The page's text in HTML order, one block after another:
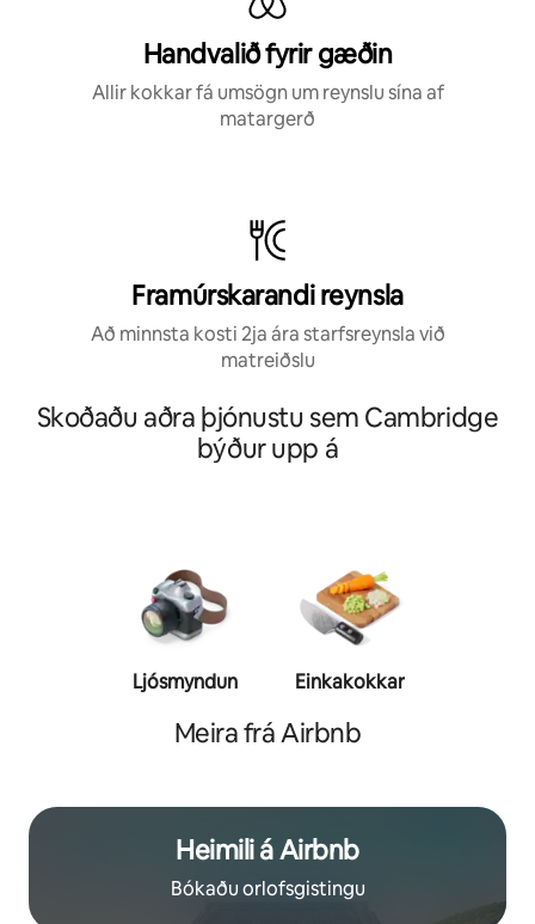
Handvalið fyrir gæðin
Allir kokkar fá umsögn um reynslu sína af
matargerð
Framúrskarandi reynsla
Að minnsta kosti 2ja ára starfsreynsla við
matreiðslu
Skoðaðu aðra þjónustu sem Cambridge
býður upp á
Ljósmyndun Einkakokkar
Meira frá Airbnb
Heimili á Airbnb
Bókaðu orlofsgistingu